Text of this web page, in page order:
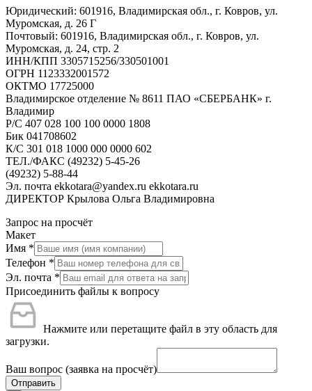
Юридический: 601916, Владимирская обл., г. Ковров, ул.
Муромская, д. 26 Г
Почтовый: 601916, Владимирская обл., г. Ковров, ул.
Муромская, д. 24, стр. 2
ИНН/КПП 3305715256/330501001
ОГРН 1123332001572
ОКТМО 17725000
Владимирское отделение № 8611 ПАО «СБЕРБАНК» г.
Владимир
Р/С 407 028 100 100 0000 1808
Бик 041708602
К/С 301 018 1000 000 0000 602
ТЕЛ./ФАКС (49232) 5-45-26
(49232) 5-88-44
Эл. почта ekkotara@yandex.ru ekkotara.ru
ДИРЕКТОР Крылова Ольга Владимировна
Запрос на просчёт
Макет
Имя *
Телефон *
Эл. почта *
Присоединить файлы к вопросу
Нажмите или перетащите файл в эту область для
загрузки.
Ваш вопрос (заявка на просчёт)
Отправить